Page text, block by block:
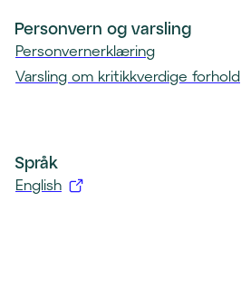
Personvern og varsling
Personvernerklæring
Varsling om kritikkverdige forhold
Språk
English